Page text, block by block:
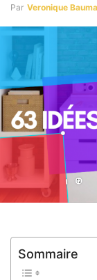
Par Veronique
Sommaire